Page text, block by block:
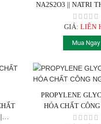
NA2S2O3 || NATRI
|| HÓA CHẤT
GIÁ: LIÊN
Mua Ngay
PROPYLENE
HÓA CHẤT